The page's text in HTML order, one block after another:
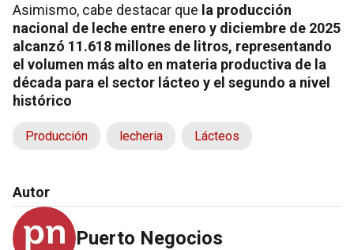
Asimismo, cabe destacar que la producción
nacional de leche entre enero y diciembre de 2025
alcanzó 11.618 millones de litros, representando
el volumen más alto en materia productiva de la
década para el sector lácteo y el segundo a nivel
histórico
Producción lecheria Lácteos
Autor
Puerto Negocios